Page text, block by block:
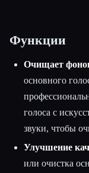
Функции
Очищает
основного
голоса с
звуки, чтобы
Улучшение
или очистка